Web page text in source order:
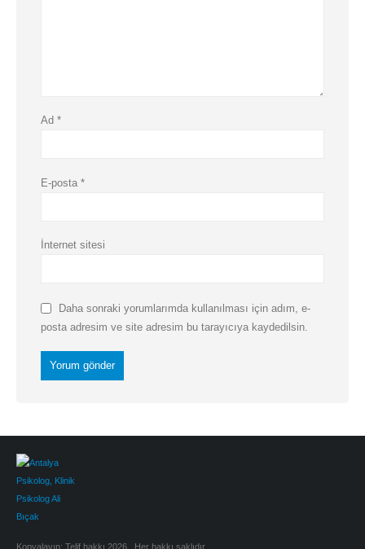
Ad *
E-posta *
İnternet sitesi
Daha sonraki yorumlarımda kullanılması için adım, e-
posta adresim ve site adresim bu tarayıcıya kaydedilsin.
Kopyalayıp; Telif hakkı 2026 . Her hakkı saklıdır.